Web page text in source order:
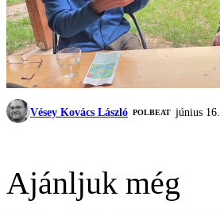
Vésey Kovács László ‎POLBEAT június 16.
Ajánljuk még